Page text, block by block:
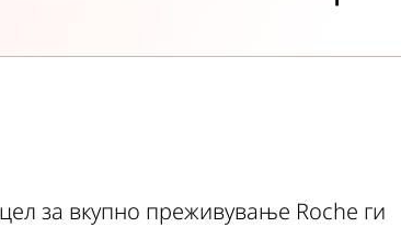
за вкупно преживување Roche ги